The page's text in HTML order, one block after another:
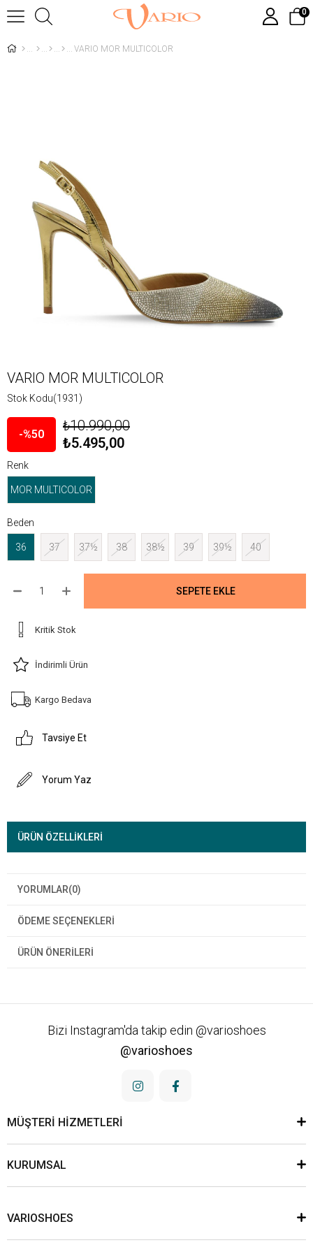
0
VARIO MOR MULTICOLOR
VARIO MOR MULTICOLOR
Stok Kodu(1931)
50
₺10.990,00
₺5.495,00
Renk
MOR MULTICOLOR
Beden
36 37 37½ 38 38½ 39 39½ 40
Kritik Stok
İndirimli Ürün
Kargo Bedava
Tavsiye Et
Yorum Yaz
ÜRÜN ÖZELLIKLERI
YORUMLAR(0)
ÖDEME SEÇENEKLERI
ÜRÜN ÖNERILERI
Bizi Instagram'da takip edin @varioshoes
@varioshoes
MÜŞTERİ HİZMETLERİ
KURUMSAL
VARIOSHOES